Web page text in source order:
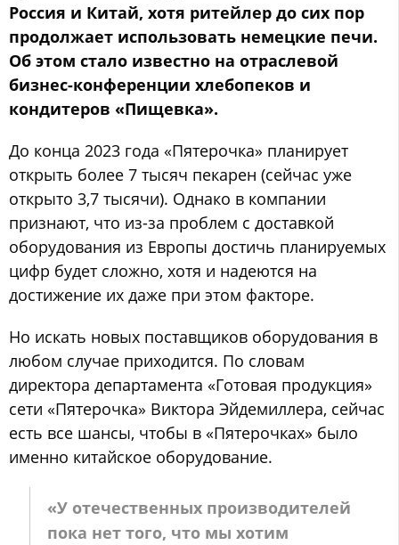
Россия и Китай, хотя ритейлер до сих пор
продолжает использовать немецкие печи.
Об этом стало известно на отраслевой
бизнес-конференции хлебопеков и
кондитеров «Пищевка».
До конца 2023 года «Пятерочка» планирует
открыть более 7 тысяч пекарен (сейчас уже
открыто 3,7 тысячи). Однако в компании
признают, что из-за проблем с доставкой
оборудования из Европы достичь планируемых
цифр будет сложно, хотя и надеются на
достижение их даже при этом факторе.
Но искать новых поставщиков оборудования в
любом случае приходится. По словам
директора департамента «Готовая продукция»
сети «Пятерочка» Виктора Эйдемиллера, сейчас
есть все шансы, чтобы в «Пятерочках» было
именно китайское оборудование.
«У отечественных производителей
пока нет того, что мы хотим